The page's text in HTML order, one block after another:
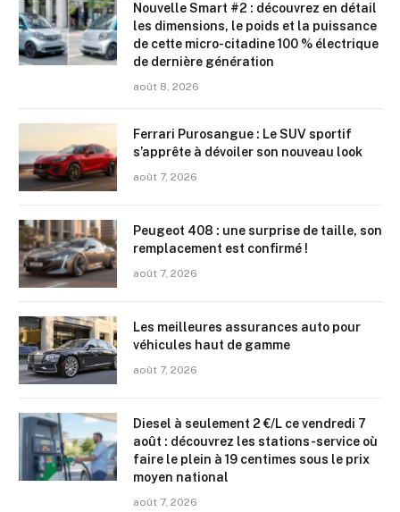
Nouvelle Smart #2 : découvrez en détail
les dimensions, le poids et la puissance
de cette micro-citadine 100 % électrique
de dernière génération
août 8, 2026
Ferrari Purosangue : Le SUV sportif
s’apprête à dévoiler son nouveau look
août 7, 2026
Peugeot 408 : une surprise de taille, son
remplacement est confirmé !
août 7, 2026
Les meilleures assurances auto pour
véhicules haut de gamme
août 7, 2026
Diesel à seulement 2 €/L ce vendredi 7
août : découvrez les stations-service où
faire le plein à 19 centimes sous le prix
moyen national
août 7, 2026